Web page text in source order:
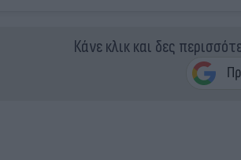
Κάνε κλικ και δες